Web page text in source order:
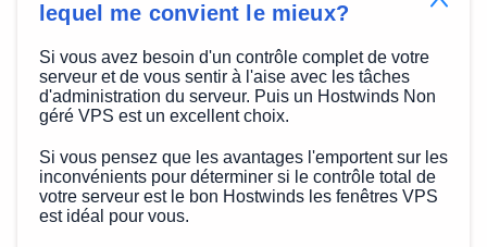
lequel me convient le mieux?
Si vous avez besoin d'un contrôle complet de votre
serveur et de vous sentir à l'aise avec les tâches
d'administration du serveur. Puis un Hostwinds Non
géré VPS est un excellent choix.
Si vous pensez que les avantages l'emportent sur les
inconvénients pour déterminer si le contrôle total de
votre serveur est le bon Hostwinds les fenêtres VPS
est idéal pour vous.